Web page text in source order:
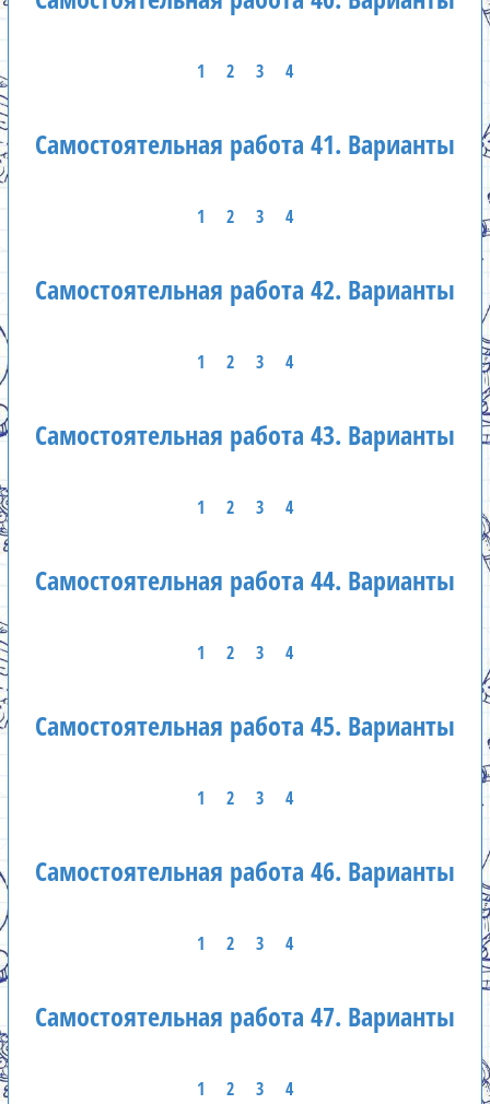
1 2 3 4
Самостоятельная работа 41. Варианты
1 2 3 4
Самостоятельная работа 42. Варианты
1 2 3 4
Самостоятельная работа 43. Варианты
1 2 3 4
Самостоятельная работа 44. Варианты
1 2 3 4
Самостоятельная работа 45. Варианты
1 2 3 4
Самостоятельная работа 46. Варианты
1 2 3 4
Самостоятельная работа 47. Варианты
1 2 3 4